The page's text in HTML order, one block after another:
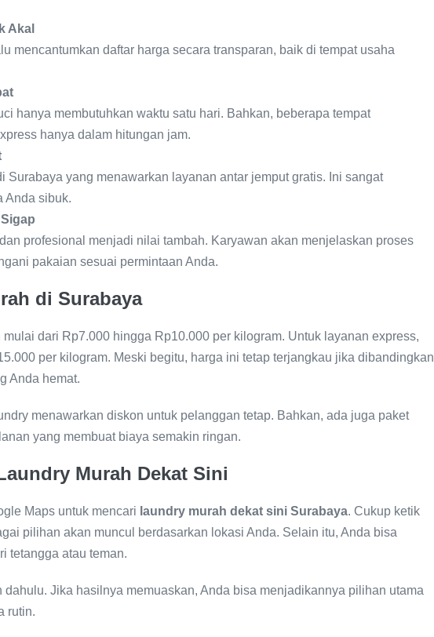
Akal
mencantumkan daftar harga secara transparan, baik di tempat usaha
hanya membutuhkan waktu satu hari. Bahkan, beberapa tempat
hanya dalam hitungan jam.
Surabaya yang menawarkan layanan antar jemput gratis. Ini sangat
Anda sibuk.
profesional menjadi nilai tambah. Karyawan akan menjelaskan proses
pakaian sesuai permintaan Anda.
di Surabaya
dari Rp7.000 hingga Rp10.000 per kilogram. Untuk layanan express,
per kilogram. Meski begitu, harga ini tetap terjangkau jika dibandingkan
Anda hemat.
menawarkan diskon untuk pelanggan tetap. Bahkan, ada juga paket
yang membuat biaya semakin ringan.
Murah Dekat Sini
Maps untuk mencari laundry murah dekat sini Surabaya. Cukup ketik
pilihan akan muncul berdasarkan lokasi Anda. Selain itu, Anda bisa
tetangga atau teman.
Jika hasilnya memuaskan, Anda bisa menjadikannya pilihan utama
rutin.